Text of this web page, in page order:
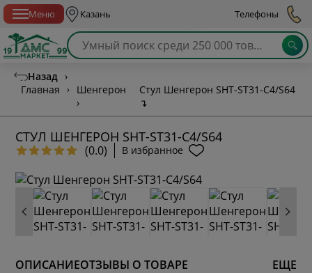
Меню Казань Телефоны
Назад ›
Главная
›
Шенгерон
›
Стул Шенгерон SHT-ST31-C4/S64
↴
СТУЛ ШЕНГЕРОН SHT-ST31-C4/S64
(0.0) В избранное
ОПИСАНИЕОТЗЫВЫ О ТОВАРЕ ЕЩЕ